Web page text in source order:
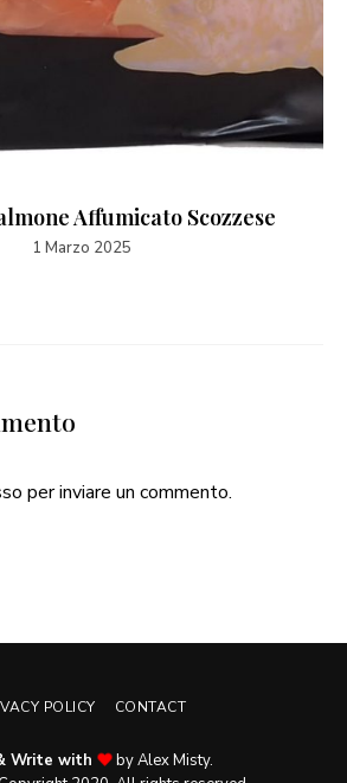
Affumicato Scozzese
1 Marzo 2025
per inviare un commento.
POLICY CONTACT
Write with
by Alex Misty.